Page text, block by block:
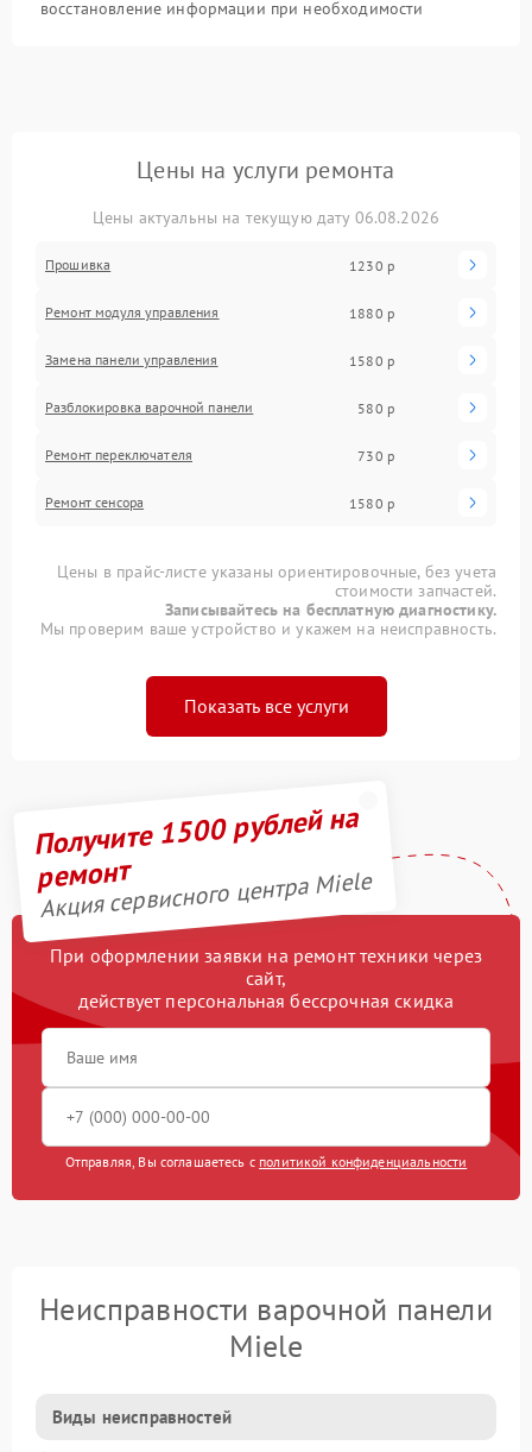
восстановление информации при необходимости
Цены на услуги ремонта
Цены актуальны на текущую дату 06.08.2026
Прошивка 1230 р
Ремонт модуля управления 1880 р
Замена панели управления 1580 р
Разблокировка варочной панели 580 р
Ремонт переключателя 730 р
Ремонт сенсора 1580 р
Цены в прайс-листе указаны ориентировочные, без учета
стоимости запчастей.
Записывайтесь на бесплатную диагностику.
Мы проверим ваше устройство и укажем на неисправность.
Показать все услуги
Получите 1500 рублей на
ремонт
Акция сервисного центра Miele
При оформлении заявки на ремонт техники через
сайт,
действует персональная бессрочная скидка
Отправляя, Вы соглашаетесь с политикой конфиденциальности
Неисправности варочной панели
Miele
Виды неисправностей